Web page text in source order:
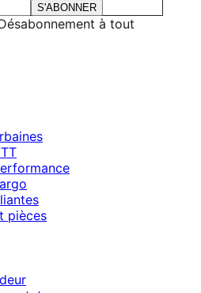
S'ABONNER
à tout
pièces